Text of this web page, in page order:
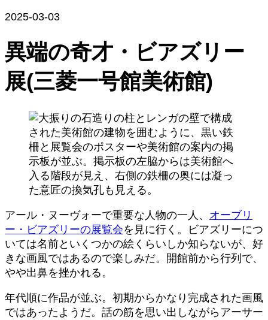
2025-03-03
異端の奇才・ビアズリー
展(三菱一号館美術館)
アール・ヌーヴォーで重要な人物の一人、 オーブリ
ー・ビアズリーの展覧会を見に行く。ビアズリーにつ
いては名前といくつかの絵くらいしか知らないが、好
きな画風ではあるので楽しみだ。開館前から行列で、
やや出鼻を挫かれる。
年代順に作品が並ぶ。初期からかなり完成された画風
ではあったようだ。話の筋を思い出しながらアーサー